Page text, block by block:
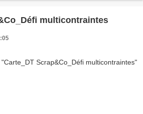
multicontraintes